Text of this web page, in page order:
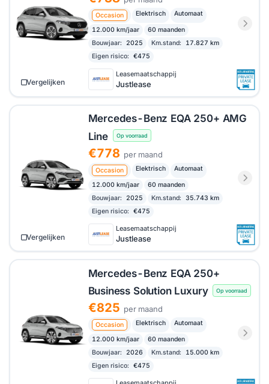
Occasion Elektrisch Automaat
12.000 km/jaar
60 maanden
Bouwjaar:
2025 Km.stand:
17.827 km
Eigen risico:
€475
Leasemaatschappij
Justlease
Vergelijken
Mercedes-Benz EQA 250+ AMG
Line
Op voorraad
€778 per maand
Occasion Elektrisch Automaat
12.000 km/jaar
60 maanden
Bouwjaar:
2025 Km.stand:
35.743 km
Eigen risico:
€475
Leasemaatschappij
Justlease
Vergelijken
Mercedes-Benz EQA 250+
Business Solution Luxury
Op voorraad
€825 per maand
Occasion Elektrisch Automaat
12.000 km/jaar
60 maanden
Bouwjaar:
2026 Km.stand:
15.000 km
Eigen risico:
€475